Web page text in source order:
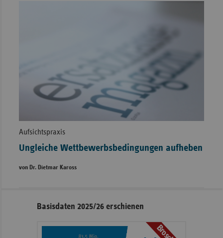
Aufsichtspraxis
Ungleiche Wettbewerbsbedingungen aufheben
von Dr. Dietmar Kaross
Seitennavigation
SeitenleisteBasisdaten 2025/26 erschienen